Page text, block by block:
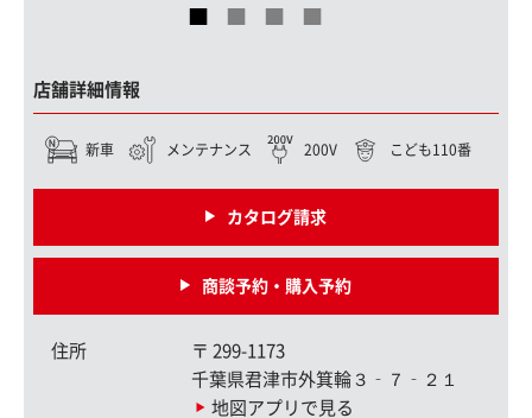
店舗詳細情報
新車 メンテナンス 200V こども110番
カタログ請求
商談予約・購入予約
住所 〒 299-1173
千葉県君津市外箕輪３‐７‐２１
地図アプリで見る